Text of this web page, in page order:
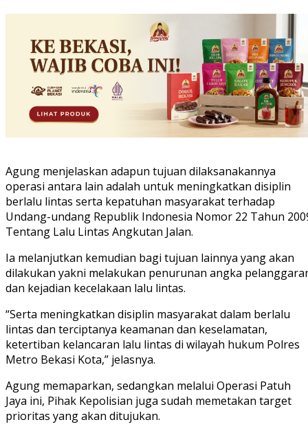
Agung menjelaskan adapun tujuan dilaksanakannya
operasi antara lain adalah untuk meningkatkan disiplin
berlalu lintas serta kepatuhan masyarakat terhadap
Undang-undang Republik Indonesia Nomor 22 Tahun
Tentang Lalu Lintas Angkutan Jalan.
Ia melanjutkan kemudian bagi tujuan lainnya yang akan
dilakukan yakni melakukan penurunan angka
dan kejadian kecelakaan lalu lintas.
“Serta meningkatkan disiplin masyarakat dalam berlalu
lintas dan terciptanya keamanan dan keselamatan,
ketertiban kelancaran lalu lintas di wilayah hukum Polres
Metro Bekasi Kota,” jelasnya.
Agung memaparkan, sedangkan melalui Operasi Patuh
Jaya ini, Pihak Kepolisian juga sudah memetakan target
prioritas yang akan ditujukan.